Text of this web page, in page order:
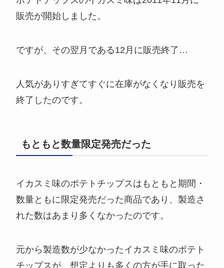
販売が開始しました。
ですが、その翌月である12月に販売終了…
人気がありすぎてすぐに在庫がなくなり販売を
終了したのです。
もともと数量限定発売だった
イカスミ味のポテトチップスはもともと期間・
数量ともに限定発売だった商品であり、製造さ
れた数はあまり多くなかったのです。
元から製造数が少なかったイカスミ味のポテト
チップスが、想定よりも多くの方が手に取った